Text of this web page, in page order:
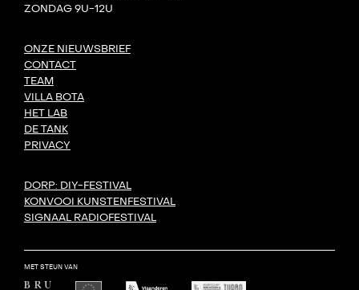
ZONDAG 9U-12U
ONZE NIEUWSBRIEF
CONTACT
TEAM
VILLA BOTA
HET LAB
DE TANK
PRIVACY
DORP: DIY-FESTIVAL
KONVOOI KUNSTENFESTIVAL
SIGNAAL RADIOFESTIVAL
MET STEUN VAN